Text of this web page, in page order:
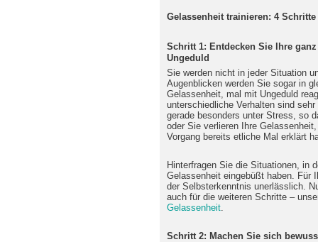
Gelassenheit trainieren: 4 Schritte
Schritt 1: Entdecken Sie Ihre
Ungeduld
Sie werden nicht in jeder Situation
Augenblicken werden Sie sogar in
Gelassenheit, mal mit Ungeduld
unterschiedliche Verhalten sind
gerade besonders unter Stress, so
oder Sie verlieren Ihre
Vorgang bereits etliche Mal erklärt
Hinterfragen Sie die Situationen, in
Gelassenheit eingebüßt haben. Für
der Selbsterkenntnis unerlässlich.
auch für die weiteren Schritte –
Gelassenheit
Schritt 2: Machen Sie sich